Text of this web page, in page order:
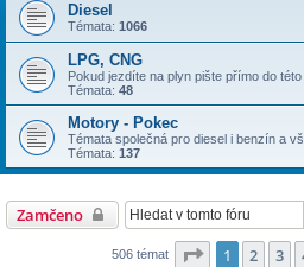
Diesel
Témata: 1066
LPG, CNG
Pokud jezdíte na plyn pište přímo do této
Témata: 48
Motory - Pokec
Témata společná pro diesel i benzín a
Témata: 137
Zamčeno
506 témat Stránka z 11
1 2 3